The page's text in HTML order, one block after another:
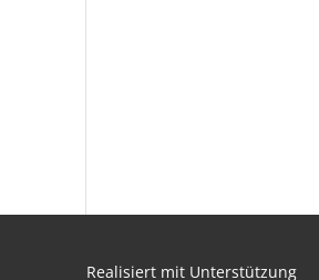
Realisiert mit Unterstützung